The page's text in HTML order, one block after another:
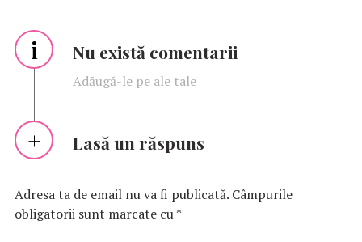
i Nu există comentarii
Adăugă-le pe ale tale
Lasă un răspuns
Adresa ta de email nu va fi publicată. Câmpurile
obligatorii sunt marcate cu*